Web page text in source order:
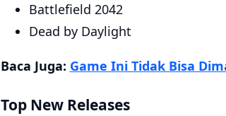
Battlefield 2042
Dead by Daylight
Baca Juga: Game Ini Tidak Bisa
Top New Releases